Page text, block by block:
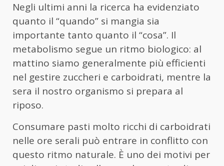
Negli ultimi anni la ricerca ha evidenziato
quanto il “quando” si mangia sia
importante tanto quanto il “cosa”. Il
metabolismo segue un ritmo biologico: al
mattino siamo generalmente più efficienti
nel gestire zuccheri e carboidrati, mentre la
sera il nostro organismo si prepara al
riposo.
Consumare pasti molto ricchi di carboidrati
nelle ore serali può entrare in conflitto con
questo ritmo naturale. È uno dei motivi per